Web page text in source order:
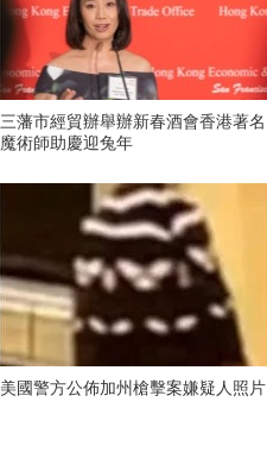
三藩市經貿辦舉辦新春酒會香港著名
魔術師助慶迎兔年
美國警方公佈加州槍擊案嫌疑人照片